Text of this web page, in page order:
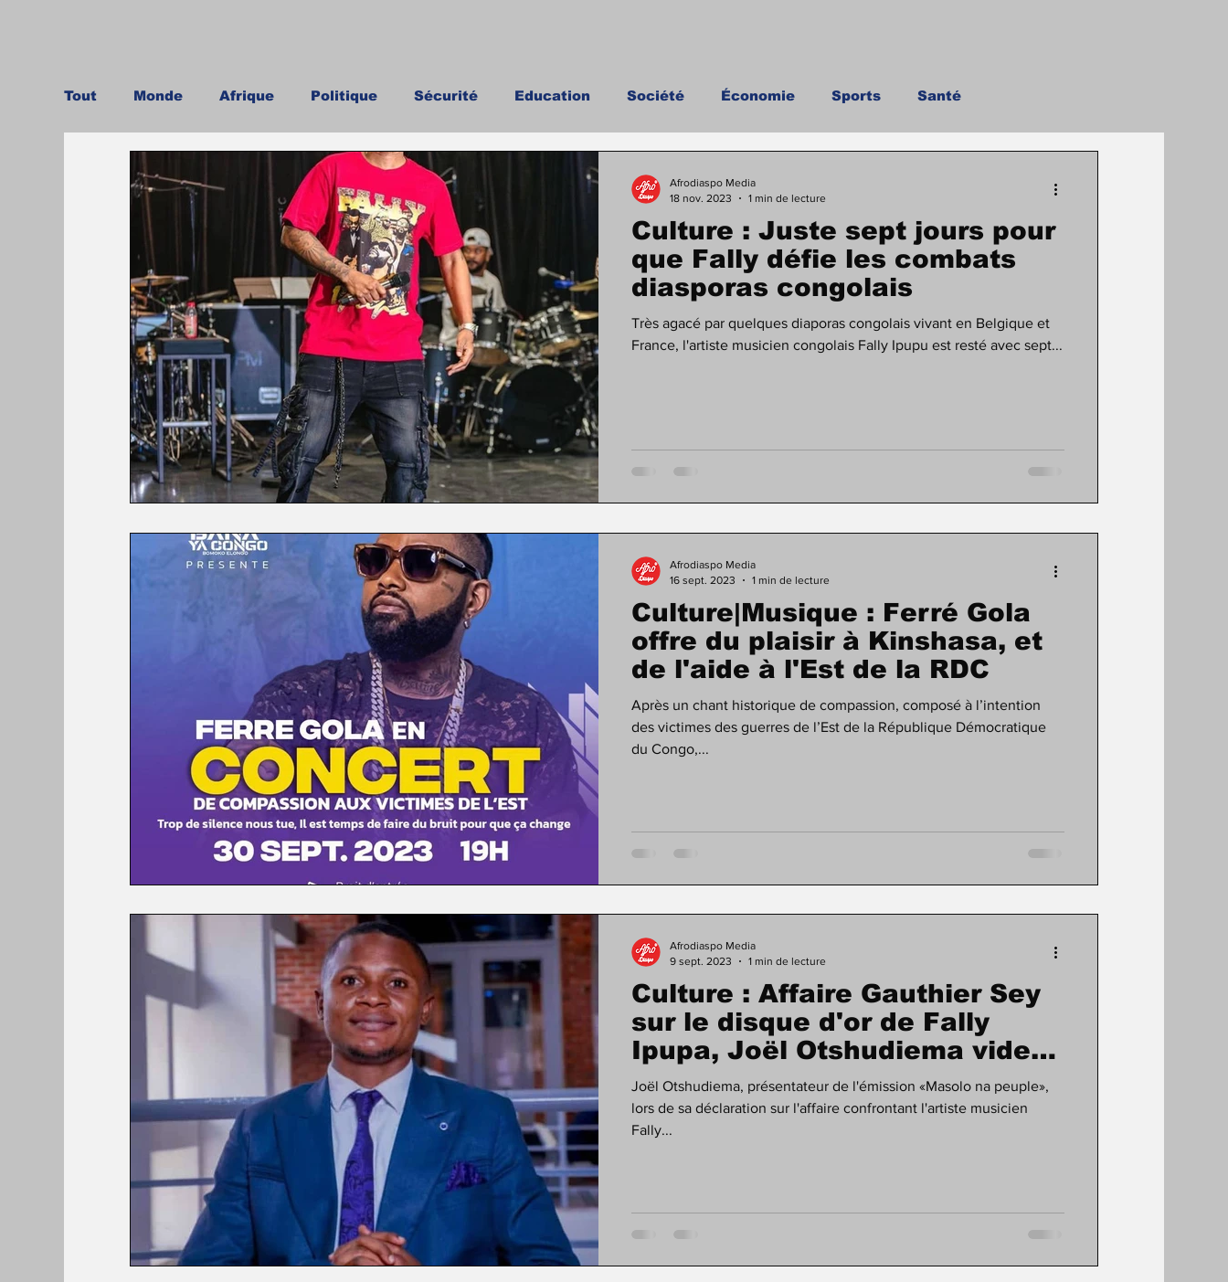
Tout Monde Afrique Politique Sécurité Education Société Économie Sports Santé
Culture Religion Histoire
Culture : Juste sept jours pour
que Fally défie les combats
diasporas congolais
Très agacé par quelques diaporas congolais vivant en Belgique et
France, l'artiste musicien congolais Fally Ipupu est resté avec sept...
Afrodiaspo Media
18 nov. 2023
1 min de lecture
Culture|Musique : Ferré Gola
offre du plaisir à Kinshasa, et
de l'aide à l'Est de la RDC
Après un chant historique de compassion, composé à l’intention
des victimes des guerres de l’Est de la République Démocratique
du Congo,...
Afrodiaspo Media
16 sept. 2023
1 min de lecture
Culture : Affaire Gauthier Sey
sur le disque d'or de Fally
Ipupa, Joël Otshudiema vide
son sac.
Joël Otshudiema, présentateur de l'émission «Masolo na peuple»,
lors de sa déclaration sur l'affaire confrontant l'artiste musicien
Fally...
Afrodiaspo Media
9 sept. 2023
1 min de lecture